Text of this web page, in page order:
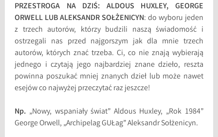
PRZESTROGA NA DZIŚ: ALDOUS HUXLEY, GEORGE
ORWELL LUB ALEKSANDR SOŁŻENICYN: do wyboru jeden
z trzech autorów, którzy budzili naszą świadomość i
ostrzegali nas przed najgorszym jak dla mnie trzech
autorów, których znać trzeba. Ci, co nie znają wybierają
jednego i czytają jego najbardziej znane dzieło, reszta
powinna poszukać mniej znanych dzieł lub może nawet
esejów co najwyżej przeczytać raz jeszcze!
Np. „Nowy, wspaniały świat” Aldous Huxley, „Rok 1984”
George Orwell, „Archipelag GUŁag” Aleksandr Sołżenicyn.